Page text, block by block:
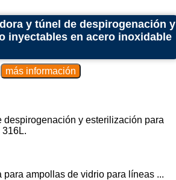
y túnel de despirogenación y
inyectables en acero inoxidable
y esterilización para
ampollas de vidrio para líneas ...